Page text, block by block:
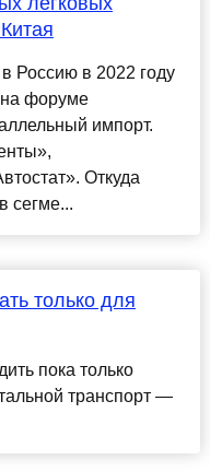
Россию в 2022 году
на форуме
импорт.
Откуда
сегме...
только для
пока только
транспорт —